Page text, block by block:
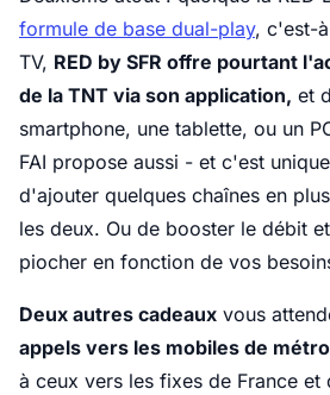
formule de base dual-play, c'est-
TV, RED by SFR offre pourtant
de la TNT via son application, et
smartphone, une tablette, ou un
FAI propose aussi - et c'est
d'ajouter quelques chaînes en
les deux. Ou de booster le débit
piocher en fonction de vos
Deux autres cadeaux vous
appels vers les mobiles de
à ceux vers les fixes de France et